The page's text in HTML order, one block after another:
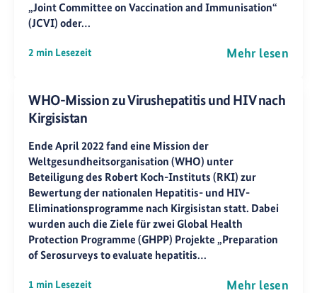
„Joint Committee on Vaccination and Immunisation“
(JCVI) oder…
2 min Lesezeit Mehr lesen
WHO-Mission zu Virushepatitis und HIV nach
Kirgisistan
Ende April 2022 fand eine Mission der
Weltgesundheitsorganisation (WHO) unter
Beteiligung des Robert Koch-Instituts (RKI) zur
Bewertung der nationalen Hepatitis- und HIV-
Eliminationsprogramme nach Kirgisistan statt. Dabei
wurden auch die Ziele für zwei Global Health
Protection Programme (GHPP) Projekte „Preparation
of Serosurveys to evaluate hepatitis…
1 min Lesezeit Mehr lesen